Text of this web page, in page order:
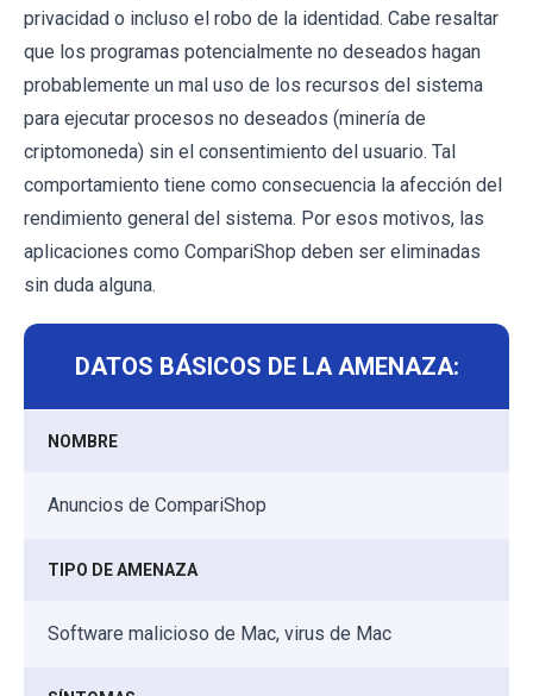
privacidad o incluso el robo de la identidad. Cabe resaltar
que los programas potencialmente no deseados hagan
probablemente un mal uso de los recursos del sistema
para ejecutar procesos no deseados (minería de
criptomoneda) sin el consentimiento del usuario. Tal
comportamiento tiene como consecuencia la afección del
rendimiento general del sistema. Por esos motivos, las
aplicaciones como CompariShop deben ser eliminadas
sin duda alguna.
DATOS BÁSICOS DE LA AMENAZA:
NOMBRE
Anuncios de CompariShop
TIPO DE AMENAZA
Software malicioso de Mac, virus de Mac